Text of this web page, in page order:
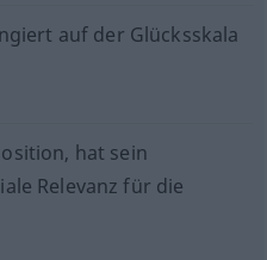
auf der Glücksskala
hat sein
Relevanz für die